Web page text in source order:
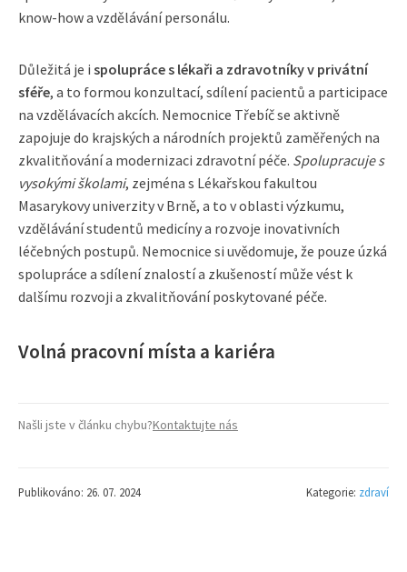
know-how a vzdělávání personálu.
Důležitá je i spolupráce s lékaři a zdravotníky v privátní
sféře, a to formou konzultací, sdílení pacientů a participace
na vzdělávacích akcích. Nemocnice Třebíč se aktivně
zapojuje do krajských a národních projektů zaměřených na
zkvalitňování a modernizaci zdravotní péče. Spolupracuje s
vysokými školami, zejména s Lékařskou fakultou
Masarykovy univerzity v Brně, a to v oblasti výzkumu,
vzdělávání studentů medicíny a rozvoje inovativních
léčebných postupů. Nemocnice si uvědomuje, že pouze úzká
spolupráce a sdílení znalostí a zkušeností může vést k
dalšímu rozvoji a zkvalitňování poskytované péče.
Volná pracovní místa a kariéra
Našli jste v článku chybu?Kontaktujte nás
Publikováno: 26. 07. 2024 Kategorie: zdraví